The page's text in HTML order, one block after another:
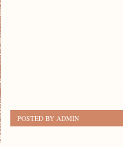
POSTED BY ADMIN